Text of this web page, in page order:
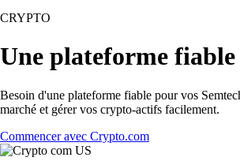
CRYPTO
Une plateforme
Besoin d'une plateforme fiable pour vos
marché et gérer vos crypto-actifs facilement.
Commencer avec Crypto.com